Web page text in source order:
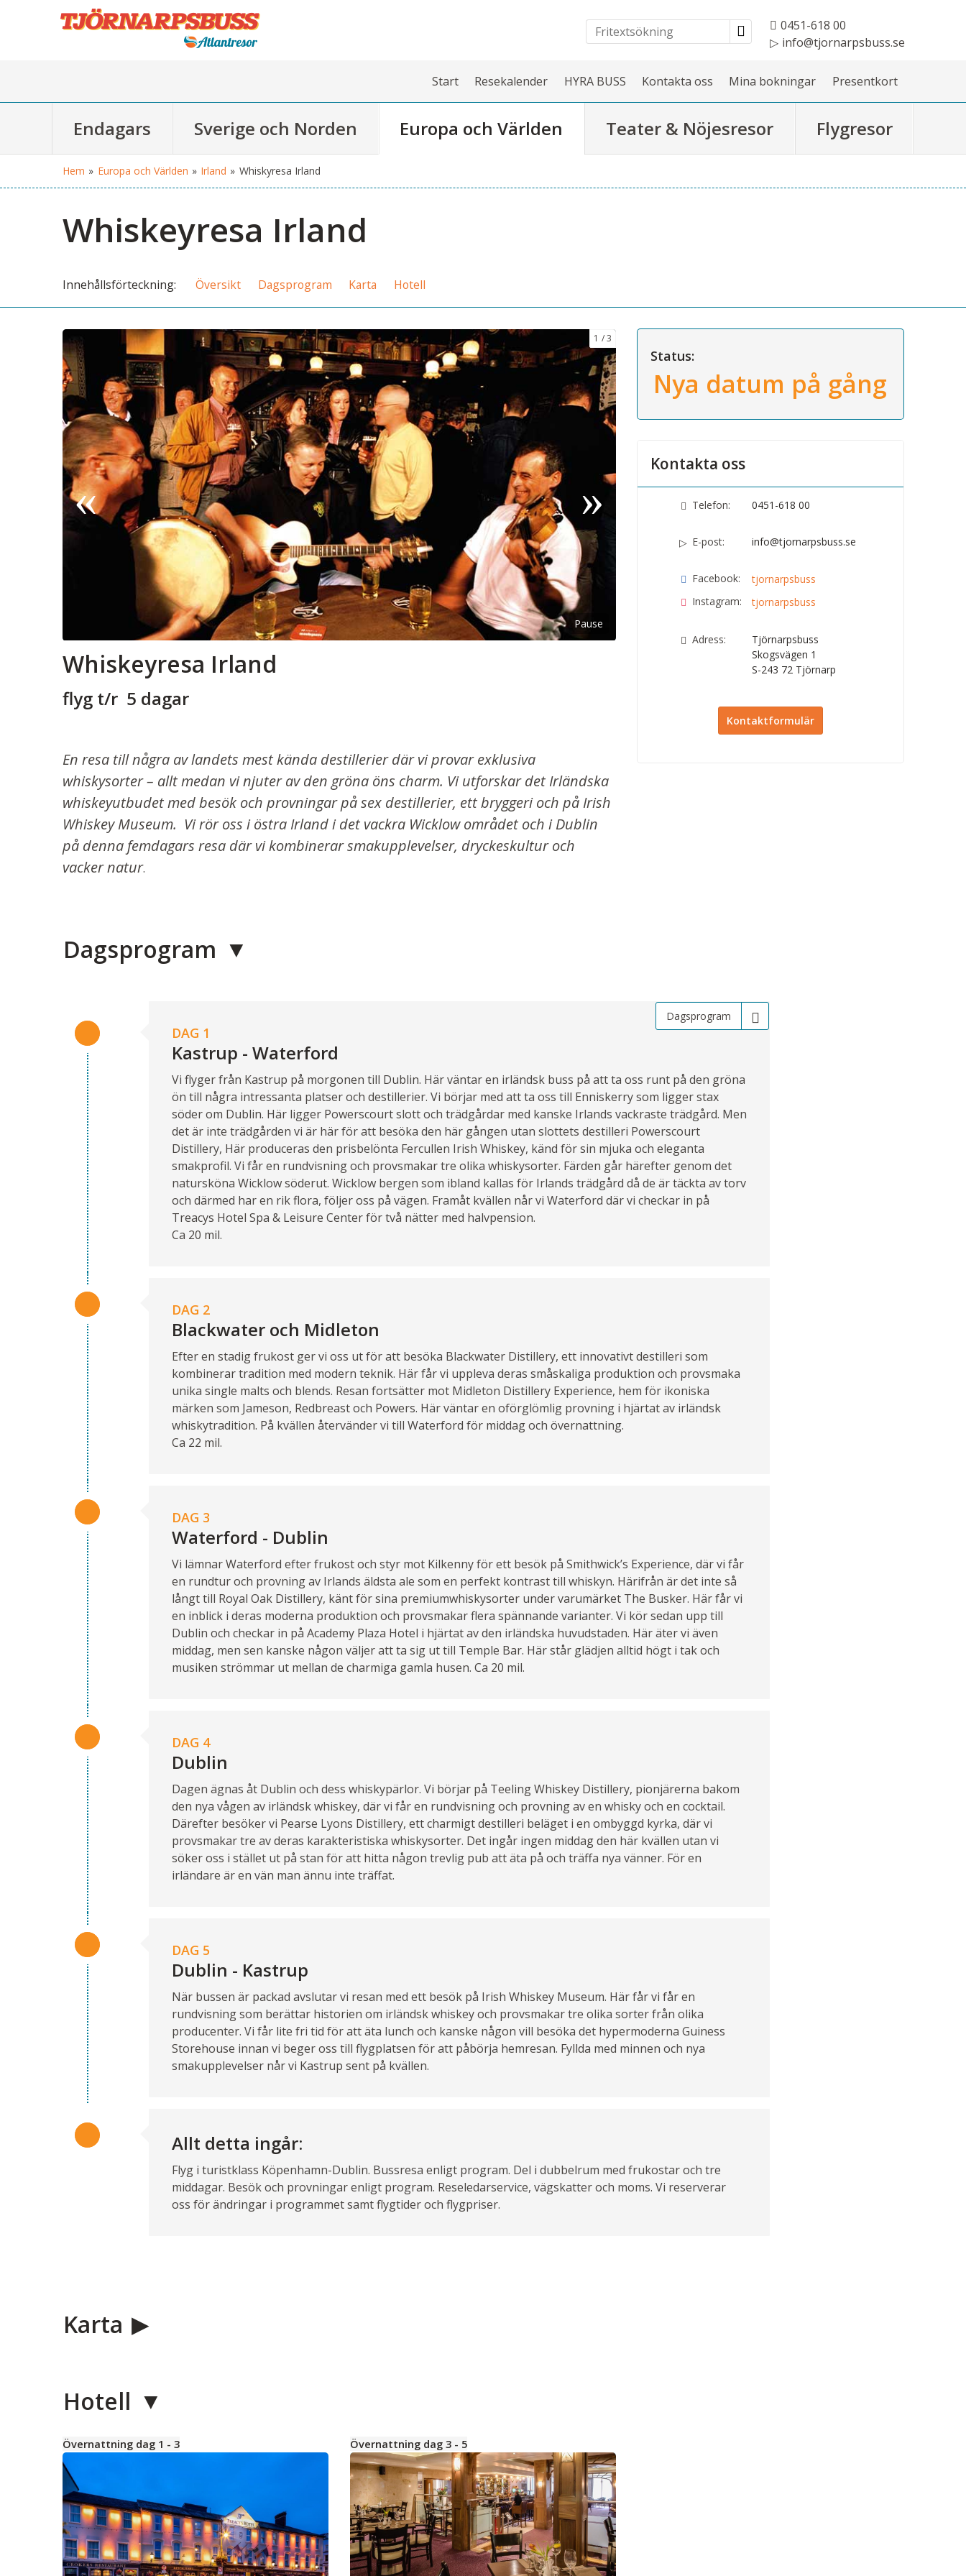
0451-618 00
info@tjornarpsbuss.se
Start Resekalender HYRA BUSS Kontakta oss Mina bokningar Presentkort
Endagars Sverige och Norden Europa och Världen Teater & Nöjesresor Flygresor
Hem » Europa och Världen » Irland » Whiskyresa Irland
Whiskeyresa Irland
Innehållsförteckning Översikt Dagsprogram Karta Hotell
Pause
1 3
Whiskeyresa Irland
flyg t/r 5 dagar
En resa till några av landets mest kända destillerier där vi provar exklusiva
whiskysorter – allt medan vi njuter av den gröna öns charm. Vi utforskar det Irländska
whiskeyutbudet med besök och provningar på sex destillerier, ett bryggeri och på Irish
Whiskey Museum. Vi rör oss i östra Irland i det vackra Wicklow området och i Dublin
på denna femdagars resa där vi kombinerar smakupplevelser, dryckeskultur och
vacker natur.
Status:
Nya datum på gång
Kontakta oss
Telefon: 0451-618 00
E-post: info@tjornarpsbuss.se
Facebook:
tjornarpsbuss
Instagram:
tjornarpsbuss
Adress:
Tjörnarpsbuss
Skogsvägen 1
S-243 72 Tjörnarp
Kontaktformulär
Dagsprogram
Dagsprogram
DAG 1
Kastrup - Waterford
Vi flyger från Kastrup på morgonen till Dublin. Här väntar en irländsk buss på att ta oss runt på den gröna
ön till några intressanta platser och destillerier. Vi börjar med att ta oss till Enniskerry som ligger stax
söder om Dublin. Här ligger Powerscourt slott och trädgårdar med kanske Irlands vackraste trädgård. Men
det är inte trädgården vi är här för att besöka den här gången utan slottets destilleri Powerscourt
Distillery, Här produceras den prisbelönta Fercullen Irish Whiskey, känd för sin mjuka och eleganta
smakprofil. Vi får en rundvisning och provsmakar tre olika whiskysorter. Färden går härefter genom det
natursköna Wicklow söderut. Wicklow bergen som ibland kallas för Irlands trädgård då de är täckta av torv
och därmed har en rik flora, följer oss på vägen. Framåt kvällen når vi Waterford där vi checkar in på
Treacys Hotel Spa & Leisure Center för två nätter med halvpension.
Ca 20 mil.
DAG 2
Blackwater och Midleton
Efter en stadig frukost ger vi oss ut för att besöka Blackwater Distillery, ett innovativt destilleri som
kombinerar tradition med modern teknik. Här får vi uppleva deras småskaliga produktion och provsmaka
unika single malts och blends. Resan fortsätter mot Midleton Distillery Experience, hem för ikoniska
märken som Jameson, Redbreast och Powers. Här väntar en oförglömlig provning i hjärtat av irländsk
whiskytradition. På kvällen återvänder vi till Waterford för middag och övernattning.
Ca 22 mil.
DAG 3
Waterford - Dublin
Vi lämnar Waterford efter frukost och styr mot Kilkenny för ett besök på Smithwick’s Experience, där vi får
en rundtur och provning av Irlands äldsta ale som en perfekt kontrast till whiskyn. Härifrån är det inte så
långt till Royal Oak Distillery, känt för sina premiumwhiskysorter under varumärket The Busker. Här får vi
en inblick i deras moderna produktion och provsmakar flera spännande varianter. Vi kör sedan upp till
Dublin och checkar in på Academy Plaza Hotel i hjärtat av den irländska huvudstaden. Här äter vi även
middag, men sen kanske någon väljer att ta sig ut till Temple Bar. Här står glädjen alltid högt i tak och
musiken strömmar ut mellan de charmiga gamla husen. Ca 20 mil.
DAG 4
Dublin
Dagen ägnas åt Dublin och dess whiskypärlor. Vi börjar på Teeling Whiskey Distillery, pionjärerna bakom
den nya vågen av irländsk whiskey, där vi får en rundvisning och provning av en whisky och en cocktail.
Därefter besöker vi Pearse Lyons Distillery, ett charmigt destilleri beläget i en ombyggd kyrka, där vi
provsmakar tre av deras karakteristiska whiskysorter. Det ingår ingen middag den här kvällen utan vi
söker oss i stället ut på stan för att hitta någon trevlig pub att äta på och träffa nya vänner. För en
irländare är en vän man ännu inte träffat.
DAG 5
Dublin - Kastrup
När bussen är packad avslutar vi resan med ett besök på Irish Whiskey Museum. Här får vi får en
rundvisning som berättar historien om irländsk whiskey och provsmakar tre olika sorter från olika
producenter. Vi får lite fri tid för att äta lunch och kanske någon vill besöka det hypermoderna Guiness
Storehouse innan vi beger oss till flygplatsen för att påbörja hemresan. Fyllda med minnen och nya
smakupplevelser når vi Kastrup sent på kvällen.
Allt detta ingår:
Flyg i turistklass Köpenhamn-Dublin. Bussresa enligt program. Del i dubbelrum med frukostar och tre
middagar. Besök och provningar enligt program. Reseledarservice, vägskatter och moms. Vi reserverar
oss för ändringar i programmet samt flygtider och flygpriser.
Karta
Hotell
Övernattning dag 1 - 3 Övernattning dag 3 - 5